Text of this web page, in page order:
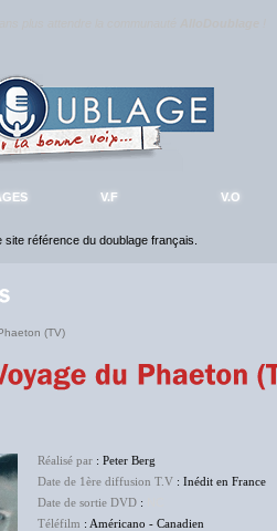
V.F V.O
site référence du doublage français.
(TV)
Réalisé par : Peter Berg
Date de 1ère diffusion T.V : Inédit en France
Date de sortie DVD :
Téléfilm : Américano - Canadien